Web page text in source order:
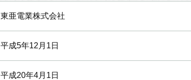
東亜電業株式会社
平成5年12月1日
平成20年4月1日